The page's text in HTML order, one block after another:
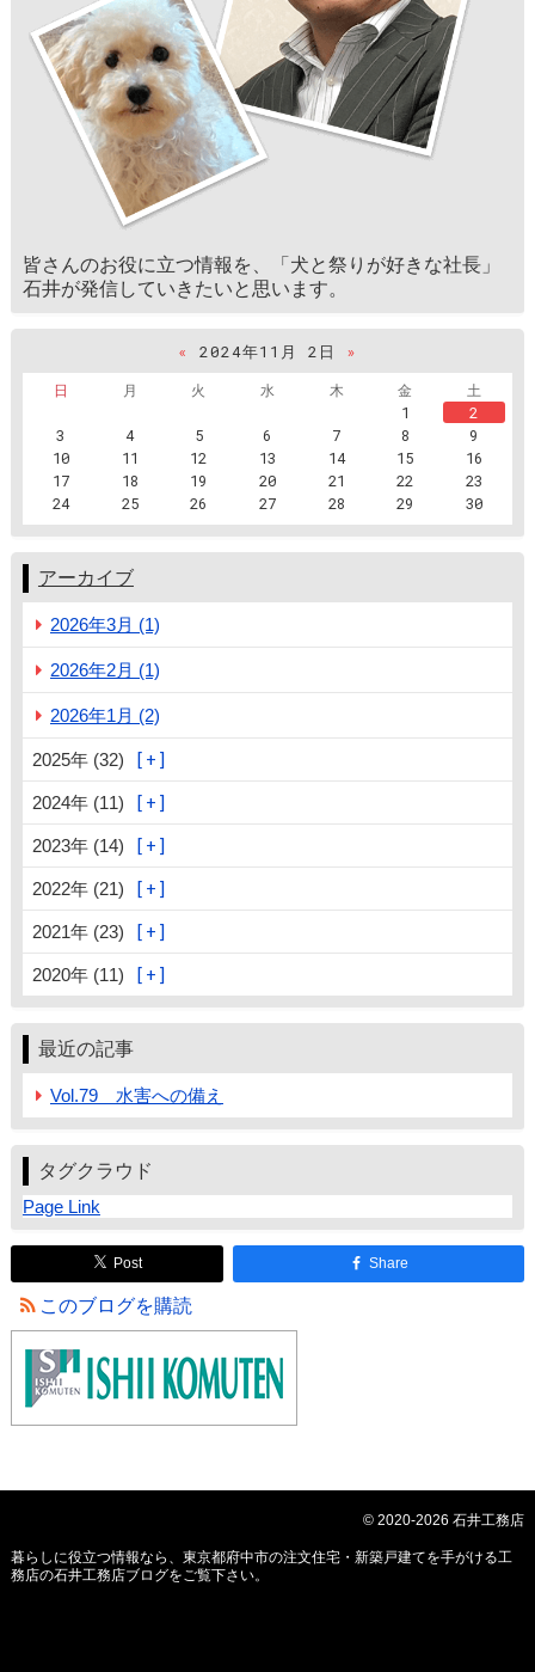
皆さんのお役に立つ情報を、「犬と祭りが好きな社長」
石井が発信していきたいと思います。
« 2024年11月 2日
»
日
月 火 水 木 金
土
1
2
3
4 5 6 7 8
9
10
11 12 13 14 15
16
17
18 19 20 21 22
23
24
25 26 27 28 29 30
アーカイブ
2026年3月 (1)
2026年2月 (1)
2026年1月 (2)
2025年 (32)
2024年 (11)
2023年 (14)
2022年 (21)
2021年 (23)
2020年 (11)
最近の記事
Vol.79 水害への備え
タグクラウド
Page Link
Post Share
このブログを購読
© 2020-2026 石井工務店
暮らしに役立つ情報なら、 東京都府中市の注文住宅・新築戸建てを手がける工
務店の石井工務店ブログをご覧下さい。